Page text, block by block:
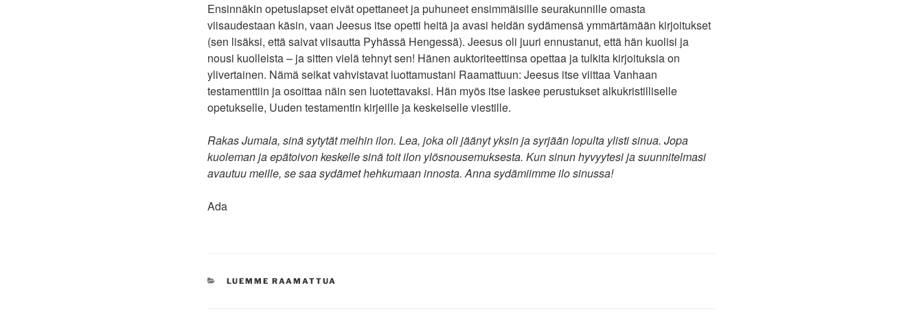
Ensinnäkin opetuslapset eivät opettaneet ja puhuneet ensimmäisille seurakunnille omasta
viisaudestaan käsin, vaan Jeesus itse opetti heitä ja avasi heidän sydämensä ymmärtämään kirjoitukset
(sen lisäksi, että saivat viisautta Pyhässä Hengessä). Jeesus oli juuri ennustanut, että hän kuolisi ja
nousi kuolleista – ja sitten vielä tehnyt sen! Hänen auktoriteettinsa opettaa ja tulkita kirjoituksia on
ylivertainen. Nämä seikat vahvistavat luottamustani Raamattuun: Jeesus itse viittaa Vanhaan
testamenttiin ja osoittaa näin sen luotettavaksi. Hän myös itse laskee perustukset alkukristilliselle
opetukselle, Uuden testamentin kirjeille ja keskeiselle viestille.
Rakas Jumala, sinä sytytät meihin ilon. Lea, joka oli jäänyt yksin ja syrjään lopulta ylisti sinua. Jopa
kuoleman ja epätoivon keskelle sinä toit ilon ylösnousemuksesta. Kun sinun hyvyytesi ja suunnitelmasi
avautuu meille, se saa sydämet hehkumaan innosta. Anna sydämiimme ilo sinussa!
Ada
KATEGORIAT
LUEMME RAAMATTUA